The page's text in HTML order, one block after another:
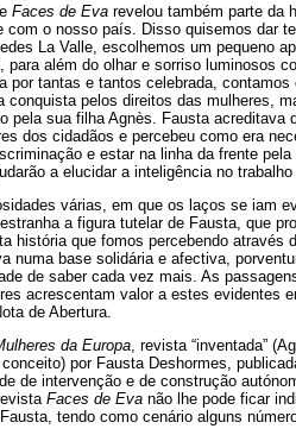
Faces de Eva revelou também parte da
o nosso país. Disso quisemos dar
La Valle, escolhemos um pequeno
para além do olhar e sorriso luminosos
por tantas e tantos celebrada,
pelos direitos das mulheres,
pela sua filha Agnès. Fausta acreditava
dos cidadãos e percebeu como era
e estar na linha da frente
a elucidar a inteligência no
várias, em que os laços se iam
a figura tutelar de Fausta, que
história que fomos percebendo através
numa base solidária e afectiva,
de saber cada vez mais. As
acrescentam valor a estes evidentes
de Abertura.
da Europa, revista “inventada”
por Fausta Deshormes,
de intervenção e de construção
Faces de Eva não lhe pode ficar
tendo como cenário alguns